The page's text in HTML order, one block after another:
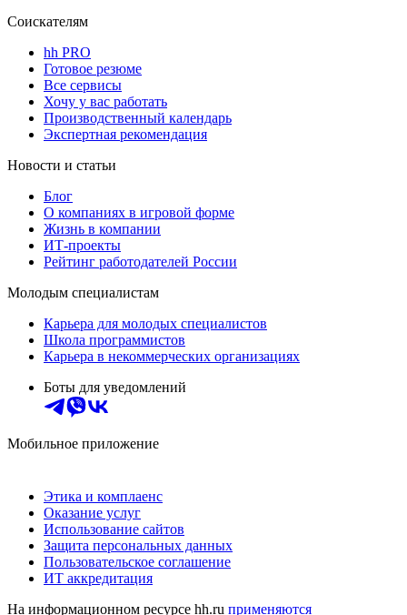
Соискателям
hh PRO
Готовое резюме
Все сервисы
Хочу у вас работать
Производственный календарь
Экспертная рекомендация
Новости и статьи
Блог
О компаниях в игровой форме
Жизнь в компании
ИТ-проекты
Рейтинг работодателей России
Молодым специалистам
Карьера для молодых специалистов
Школа программистов
Карьера в некоммерческих организациях
Боты для уведомлений
Мобильное приложение
Этика и комплаенс
Оказание услуг
Использование сайтов
Защита персональных данных
Пользовательское соглашение
ИТ аккредитация
На информационном ресурсе hh.ru применяются